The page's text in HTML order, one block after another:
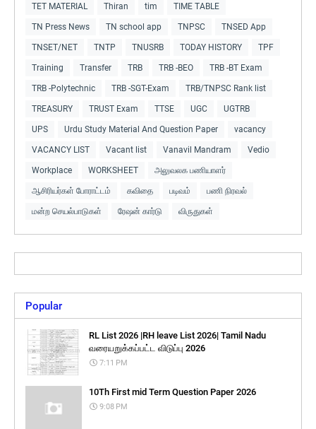
TET MATERIAL Thiran tim TIME TABLE
TN Press News TN school app TNPSC TNSED App
TNSET/NET TNTP TNUSRB TODAY HISTORY TPF
Training Transfer TRB TRB -BEO TRB -BT Exam
TRB -Polytechnic TRB -SGT-Exam TRB/TNPSC Rank list
TREASURY TRUST Exam TTSE UGC UGTRB
UPS Urdu Study Material And Question Paper vacancy
VACANCY LIST Vacant list Vanavil Mandram Vedio
Workplace WORKSHEET அலுவலக பணியாளர்
ஆசிரியர்கள் போராட்டம் கவிதை படிவம் பணி நிரவல்
மன்ற செயல்பாடுகள் ரேஷன் கார்டு விருதுகள்
Popular
RL List 2026 |RH leave List 2026| Tamil Nadu
வரையறுக்கப்பட்ட விடுப்பு 2026
7:11 PM
10Th First mid Term Question Paper 2026
9:08 PM